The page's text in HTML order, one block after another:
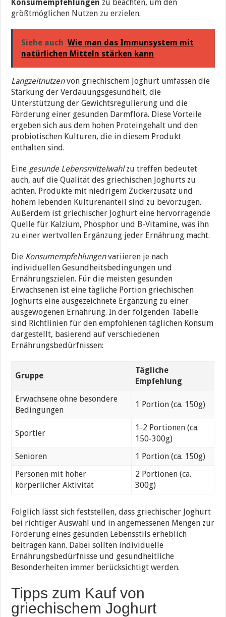
Konsumempfehlungen zu beachten, um den
größtmöglichen Nutzen zu erzielen.
Siehe auch Wie man das Immunsystem mit
natürlichen Mitteln stärken kann
Langzeitnutzenvon griechischem Joghurt umfassen die
Stärkung der Verdauungsgesundheit, die
Unterstützung der Gewichtsregulierung und die
Förderung einer gesunden Darmflora. Diese Vorteile
ergeben sich aus dem hohen Proteingehalt und den
probiotischen Kulturen, die in diesem Produkt
enthalten sind.
Eine gesunde Lebensmittelwahlzu treffen bedeutet
auch, auf die Qualität des griechischen Joghurts zu
achten. Produkte mit niedrigem Zuckerzusatz und
hohem lebenden Kulturenanteil sind zu bevorzugen.
Außerdem ist griechischer Joghurt eine hervorragende
Quelle für Kalzium, Phosphor und B-Vitamine, was ihn
zu einer wertvollen Ergänzung jeder Ernährung macht.
Die Konsumempfehlungenvariieren je nach
individuellen Gesundheitsbedingungen und
Ernährungszielen. Für die meisten gesunden
Erwachsenen ist eine tägliche Portion griechischen
Joghurts eine ausgezeichnete Ergänzung zu einer
ausgewogenen Ernährung. In der folgenden Tabelle
sind Richtlinien für den empfohlenen täglichen Konsum
dargestellt, basierend auf verschiedenen
Ernährungsbedürfnissen:
Gruppe
Tägliche
Empfehlung
Erwachsene ohne besondere
Bedingungen
1 Portion (ca. 150g)
Sportler
1-2 Portionen (ca.
150-300g)
Senioren
1 Portion (ca. 150g)
Personen mit hoher
körperlicher Aktivität
2 Portionen (ca.
300g)
Folglich lässt sich feststellen, dass griechischer Joghurt
bei richtiger Auswahl und in angemessenen Mengen zur
Förderung eines gesunden Lebensstils erheblich
beitragen kann. Dabei sollten individuelle
Ernährungsbedürfnisse und gesundheitliche
Besonderheiten immer berücksichtigt werden.
Tipps zum Kauf von
griechischem Joghurt